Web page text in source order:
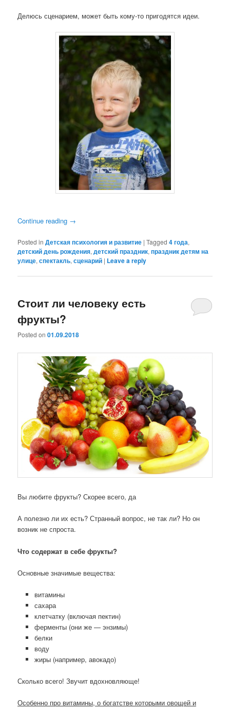
Делюсь сценарием, может быть кому-то пригодятся идеи.
Continue reading →
Posted in Детская психология и развитие |Tagged 4 года,
детский день рождения,детский праздник,праздник детям на
улице,спектакль,сценарий | Leave a reply
Стоит ли человеку есть
фрукты?
Posted on01.09.2018
Вы любите фрукты? Скорее всего, да
А полезно ли их есть? Странный вопрос, не так ли? Но он
возник не спроста.
Что содержат в себе фрукты?
Основные значимые вещества:
витамины
сахара
клетчатку (включая пектин)
ферменты (они же — энзимы)
белки
воду
жиры (например, авокадо)
Сколько всего! Звучит вдохновляюще!
Особенно про витамины, о богатстве которыми овощей и